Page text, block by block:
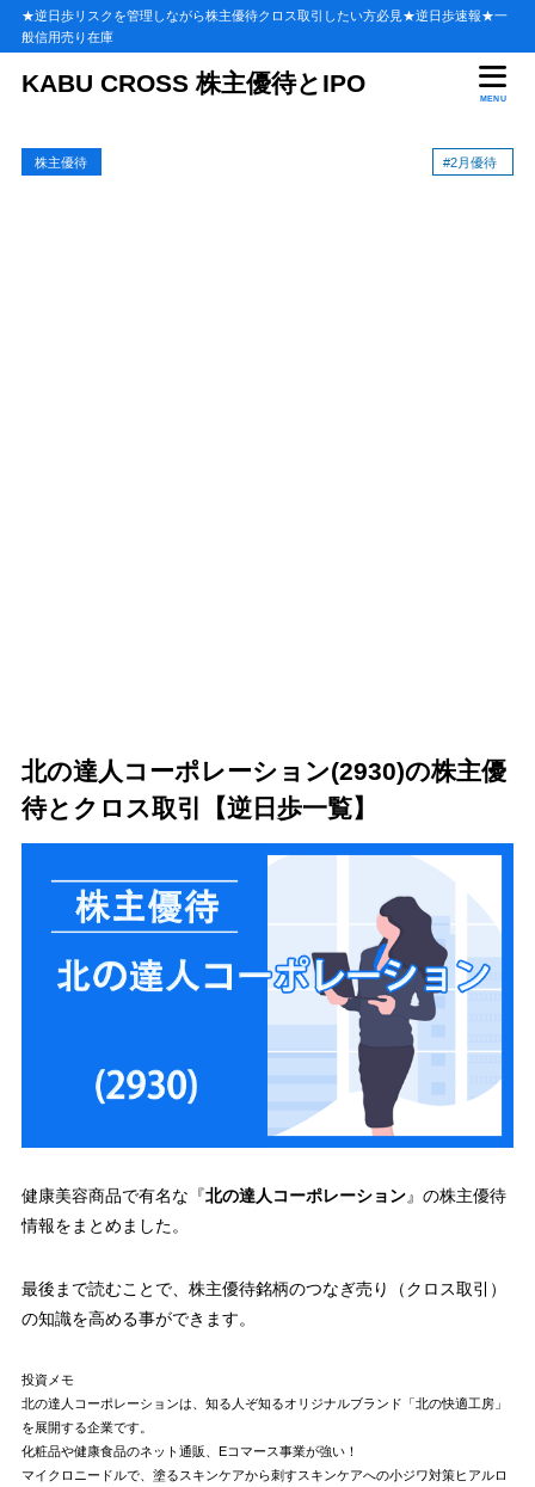
★逆日歩リスクを管理しながら株主優待クロス取引したい方必見★逆日歩速報★一
般信用売り在庫
KABU CROSS 株主優待とIPO
MENU
株主優待 #2月優待
北の達人コーポレーション(2930)の株主優
待とクロス取引【逆日歩一覧】
健康美容商品で有名な『北の達人コーポレーション』の株主優待
情報をまとめました。
最後まで読むことで、株主優待銘柄のつなぎ売り（クロス取引）
の知識を高める事ができます。
投資メモ
北の達人コーポレーションは、知る人ぞ知るオリジナルブランド「北の快適工房」
を展開する企業です。
化粧品や健康食品のネット通販、Eコマース事業が強い！
マイクロニードルで、塗るスキンケアから刺すスキンケアへの小ジワ対策ヒアルロ
目次
1.1